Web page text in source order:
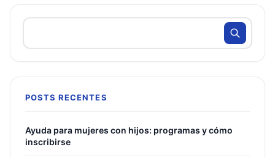
POSTS RECENTES
Ayuda para mujeres con hijos: programas y cómo
inscribirse